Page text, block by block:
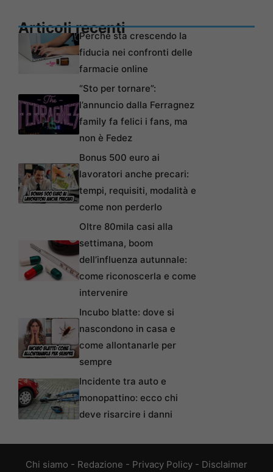
Articoli recentiPerché sta crescendo la
fiducia nei confronti delle
farmacie online
“Sto per tornare”:
l’annuncio dalla Ferragnez
family fa felici i fans, ma
non è Fedez
Bonus 500 euro ai
lavoratori anche precari:
tempi, requisiti, modalità e
come non perderlo
Oltre 80mila casi alla
settimana, boom
dell’influenza autunnale:
come riconoscerla e come
intervenire
Incubo blatte: dove si
nascondono in casa e
come allontanarle per
sempre
Incidente tra auto e
monopattino: ecco chi
deve risarcire i danni
Chi siamo - Redazione - Privacy Policy - Disclaimer